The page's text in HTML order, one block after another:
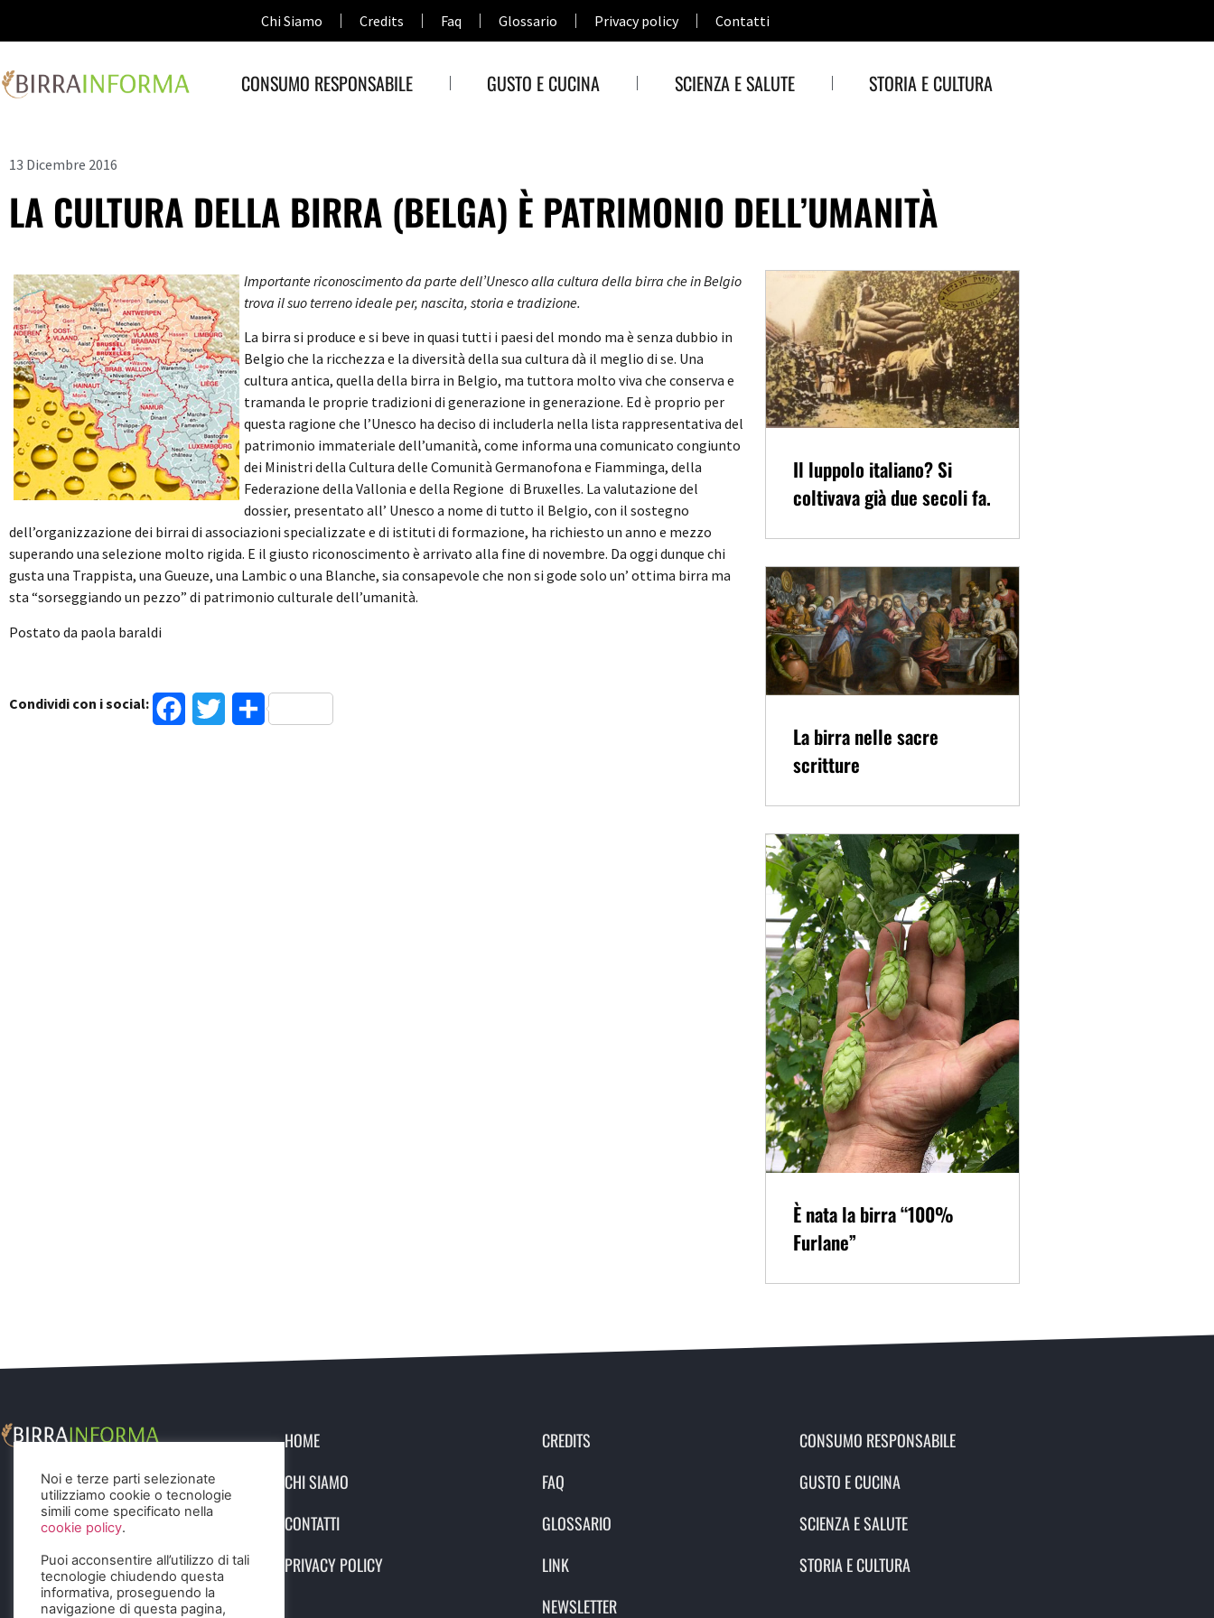
Chi Siamo Credits Faq Glossario Privacy policy Contatti
CONSUMO RESPONSABILE GUSTO E CUCINA SCIENZA E SALUTE STORIA E CULTURA
13 Dicembre 2016
LA CULTURA DELLA BIRRA (BELGA) È PATRIMONIO DELL’UMANITÀ
Importante riconoscimento da parte dell’Unesco alla cultura della birra che in Belgio
trova il suo terreno ideale per, nascita, storia e tradizione.
La birra si produce e si beve in quasi tutti i paesi del mondo ma è senza dubbio in
Belgio che la ricchezza e la diversità della sua cultura dà il meglio di se. Una
cultura antica, quella della birra in Belgio, ma tuttora molto viva che conserva e
tramanda le proprie tradizioni di generazione in generazione. Ed è proprio per
questa ragione che l’Unesco ha deciso di includerla nella lista rappresentativa del
patrimonio immateriale dell’umanità, come informa una comunicato congiunto
dei Ministri della Cultura delle Comunità Germanofona e Fiamminga, della
Federazione della Vallonia e della Regione di Bruxelles. La valutazione del
dossier, presentato all’ Unesco a nome di tutto il Belgio, con il sostegno
dell’organizzazione dei birrai di associazioni specializzate e di istituti di formazione, ha richiesto un anno e mezzo
superando una selezione molto rigida. E il giusto riconoscimento è arrivato alla fine di novembre. Da oggi dunque chi
gusta una Trappista, una Gueuze, una Lambic o una Blanche, sia consapevole che non si gode solo un’ ottima birra ma
sta “sorseggiando un pezzo” di patrimonio culturale dell’umanità.
Postato da paola baraldi
Condividi con i social: FacebookTwitterCondividi
Il luppolo italiano? Si
coltivava già due secoli fa.
La birra nelle sacre
scritture
È nata la birra “100%
Furlane”
HOME
CHI SIAMO
CONTATTI
PRIVACY POLICY
CREDITS
FAQ
GLOSSARIO
LINK
NEWSLETTER
CONSUMO RESPONSABILE
GUSTO E CUCINA
SCIENZA E SALUTE
STORIA E CULTURA
Noi e terze parti selezionate
utilizziamo cookie o tecnologie
simili come specificato nella
cookie policy.
Puoi acconsentire all’utilizzo di tali
tecnologie chiudendo questa
informativa, proseguendo la
navigazione di questa pagina,